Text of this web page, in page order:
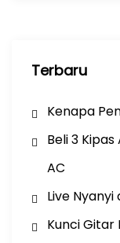
Terbaru
Kenapa
Beli 3
AC
Live
Kunci Gitar